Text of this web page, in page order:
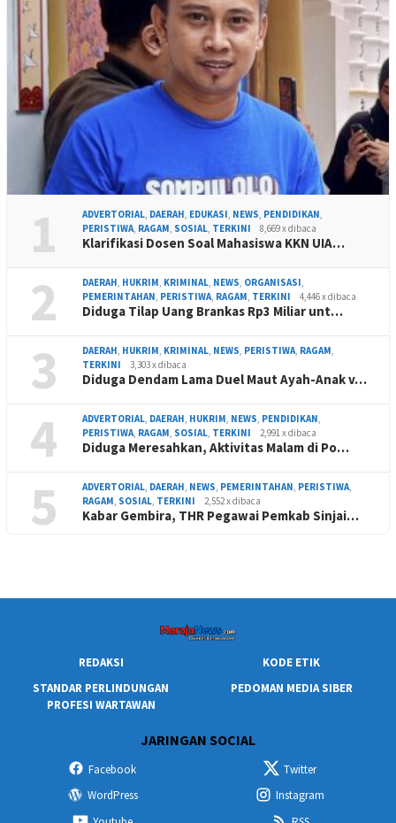
1 ADVERTORIAL, DAERAH, EDUKASI, NEWS, PENDIDIKAN,
PERISTIWA, RAGAM, SOSIAL, TERKINI 8,669 x dibaca
Klarifikasi Dosen Soal Mahasiswa KKN UIA…
2 DAERAH, HUKRIM, KRIMINAL, NEWS, ORGANISASI,
PEMERINTAHAN, PERISTIWA, RAGAM, TERKINI 4,446 x dibaca
Diduga Tilap Uang Brankas Rp3 Miliar unt…
3 DAERAH, HUKRIM, KRIMINAL, NEWS, PERISTIWA, RAGAM,
TERKINI
3,303 x dibaca
Diduga Dendam Lama Duel Maut Ayah-Anak v…
4 ADVERTORIAL, DAERAH, HUKRIM, NEWS, PENDIDIKAN,
PERISTIWA, RAGAM, SOSIAL, TERKINI 2,991 x dibaca
Diduga Meresahkan, Aktivitas Malam di Po…
5 ADVERTORIAL, DAERAH, NEWS, PEMERINTAHAN, PERISTIWA,
RAGAM, SOSIAL, TERKINI 2,552 x dibaca
Kabar Gembira, THR Pegawai Pemkab Sinjai…
REDAKSI
KODE ETIK
STANDAR PERLINDUNGAN
PROFESI WARTAWAN
PEDOMAN MEDIA SIBER
JARINGAN SOCIAL
Facebook
Twitter
WordPress
Instagram